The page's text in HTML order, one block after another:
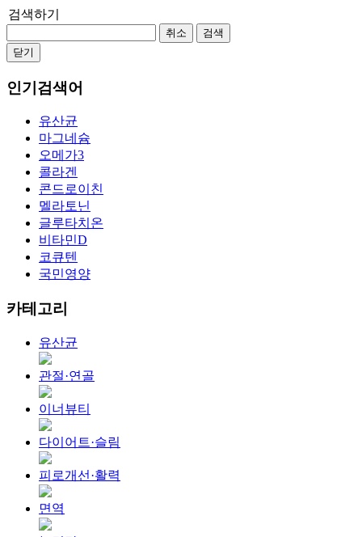
검색하기
취소
검색
닫기
인기검색어
유산균
마그네슘
오메가3
콜라겐
콘드로이친
멜라토닌
글루타치온
비타민D
코큐텐
국민영양
카테고리
유산균
관절·연골
이너뷰티
다이어트·슬림
피로개선·활력
면역